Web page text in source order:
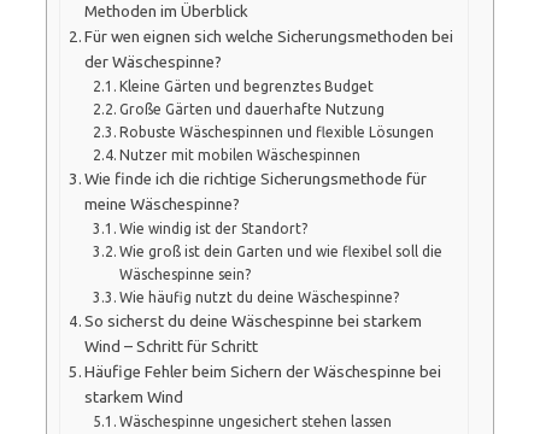
Methoden im Überblick
Für wen eignen sich welche Sicherungsmethoden bei
der Wäschespinne?
Kleine Gärten und begrenztes Budget
Große Gärten und dauerhafte Nutzung
Robuste Wäschespinnen und flexible Lösungen
Nutzer mit mobilen Wäschespinnen
Wie finde ich die richtige Sicherungsmethode für
meine Wäschespinne?
Wie windig ist der Standort?
Wie groß ist dein Garten und wie flexibel soll die
Wäschespinne sein?
Wie häufig nutzt du deine Wäschespinne?
So sicherst du deine Wäschespinne bei starkem
Wind – Schritt für Schritt
Häufige Fehler beim Sichern der Wäschespinne bei
starkem Wind
Wäschespinne ungesichert stehen lassen